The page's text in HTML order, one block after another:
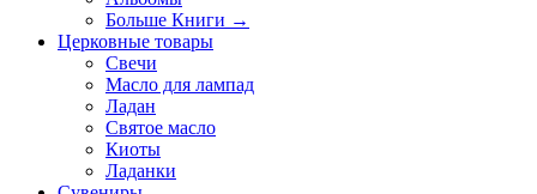
Больше Книги →
Церковные товары
Свечи
Масло для лампад
Ладан
Святое масло
Киоты
Ладанки